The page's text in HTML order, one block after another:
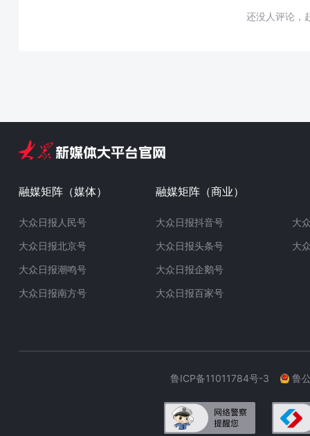
还没人评论，
融媒矩阵（媒体）
大众日报人民号
大众日报北京号
大众日报潮鸣号
大众日报南方号
融媒矩阵（商业）
大众日报抖音号
大众日报头条号
大众日报企鹅号
大众日报百家号
大
大
鲁ICP备11011784号-3 鲁